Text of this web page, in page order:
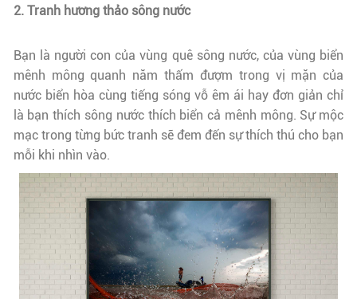
2. Tranh hương thảo sông nước
Bạn là người con của vùng quê sông nước, của vùng biển
mênh mông quanh năm thấm đượm trong vị mặn của
nước biển hòa cùng tiếng sóng vỗ êm ái hay đơn giản chỉ
là bạn thích sông nước thích biển cả mênh mông. Sự mộc
mạc trong từng bức tranh sẽ đem đến sự thích thú cho bạn
mỗi khi nhìn vào.